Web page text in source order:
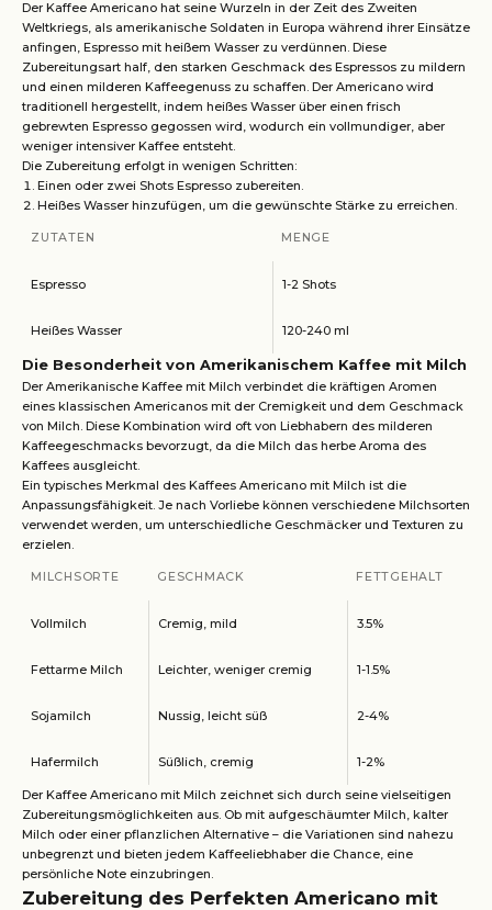
Der Kaffee Americano hat seine Wurzeln in der Zeit des Zweiten
Weltkriegs, als amerikanische Soldaten in Europa während ihrer Einsätze
anfingen, Espresso mit heißem Wasser zu verdünnen. Diese
Zubereitungsart half, den starken Geschmack des Espressos zu mildern
und einen milderen Kaffeegenuss zu schaffen. Der Americano wird
traditionell hergestellt, indem heißes Wasser über einen frisch
gebrewten Espresso gegossen wird, wodurch ein vollmundiger, aber
weniger intensiver Kaffee entsteht.
Die Zubereitung erfolgt in wenigen Schritten:
Einen oder zwei Shots Espresso zubereiten.
Heißes Wasser hinzufügen, um die gewünschte Stärke zu erreichen.
ZUTATEN MENGE
Espresso 1-2 Shots
Heißes Wasser 120-240 ml
Die Besonderheit von Amerikanischem Kaffee mit Milch
Der Amerikanische Kaffee mit Milch verbindet die kräftigen Aromen
eines klassischen Americanos mit der Cremigkeit und dem Geschmack
von Milch. Diese Kombination wird oft von Liebhabern des milderen
Kaffeegeschmacks bevorzugt, da die Milch das herbe Aroma des
Kaffees ausgleicht.
Ein typisches Merkmal des Kaffees Americano mit Milch ist die
Anpassungsfähigkeit. Je nach Vorliebe können verschiedene Milchsorten
verwendet werden, um unterschiedliche Geschmäcker und Texturen zu
erzielen.
MILCHSORTE GESCHMACK FETTGEHALT
Vollmilch Cremig, mild 3.5%
Fettarme Milch Leichter, weniger cremig 1-1.5%
Sojamilch Nussig, leicht süß 2-4%
Hafermilch Süßlich, cremig 1-2%
Der Kaffee Americano mit Milch zeichnet sich durch seine vielseitigen
Zubereitungsmöglichkeiten aus. Ob mit aufgeschäumter Milch, kalter
Milch oder einer pflanzlichen Alternative – die Variationen sind nahezu
unbegrenzt und bieten jedem Kaffeeliebhaber die Chance, eine
persönliche Note einzubringen.
Zubereitung des Perfekten Americano mit